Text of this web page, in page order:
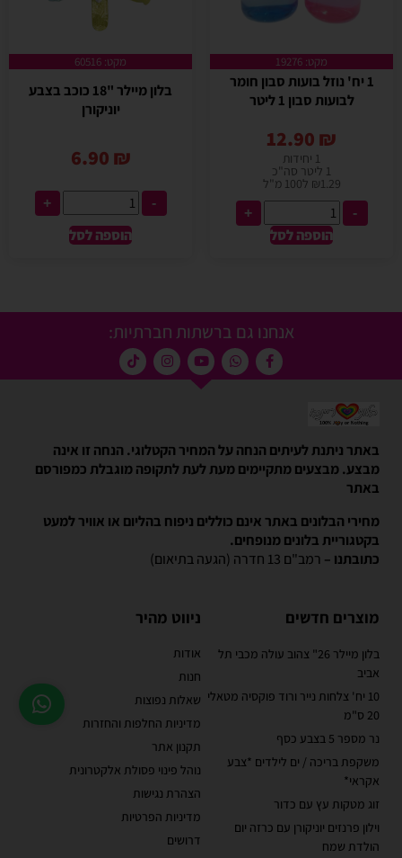
מקט: 19276
1 יח' נוזל בועות סבון חומר
לבועות סבון 1 ליטר
12.90 ₪
1 יחידות
1 ליטר סה"כ
₪1.29 ל100 מ"ל
-
+
הוספה לסל
מקט: 60516
בלון מיילר "18 כוכב בצבע
יוניקורן
6.90 ₪
-
+
הוספה לסל
אנחנו גם ברשתות חברתיות:
באתר ניתנת לעיתים הנחה על המחיר הקטלוגי. הנחה זו אינה
מבצע. מבצעים מתקיימים מעת לעת לתקופה מוגבלת כמפורסם
באתר
מחירי הבלונים באתר אינם כוללים ניפוח בהליום או אוויר למעט
בקטגוריית בלונים מנופחים.
כתובתנו – רמב"ם 13 חדרה (הגעה בתיאום)
מוצרים חדשים
בלון מיילר 26" צהוב עולה מכבי תל
אביב
10 יח' צלחות נייר ורוד פוקסיה מטאלי
20 ס"מ
נר מספר 5 בצבע כסף
משקפת בריכה / ים לילדים *צבע
אקראי*
זוג מטקות עץ עם כדור
וילון פרנזים יוניקורן עם כרזה יום
הולדת שמח
ניווט מהיר
אודות
חנות
שאלות נפוצות
מדיניות החלפות והחזרות
תקנון אתר
נוהל פינוי פסולת אלקטרונית
הצהרת נגישות
מדיניות הפרטיות
דרושים